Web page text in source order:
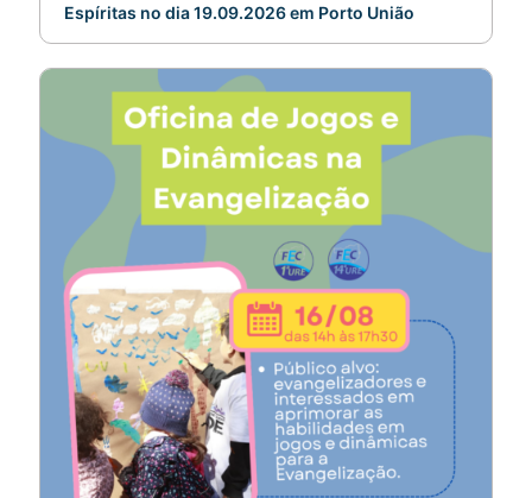
Espíritas no dia 19.09.2026 em Porto União